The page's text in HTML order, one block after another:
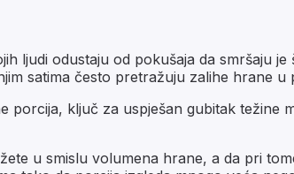
ljudi odustaju od pokušaja da smršaju
satima često pretražuju zalihe hrane u
porcija, ključ za uspješan gubitak
u smislu volumena hrane, a da pri